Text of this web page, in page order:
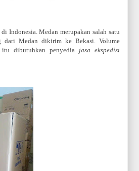
Indonesia. Medan merupakan salah satu
dari Medan dikirim ke Bekasi. Volume
dibutuhkan penyedia jasa ekspedisi